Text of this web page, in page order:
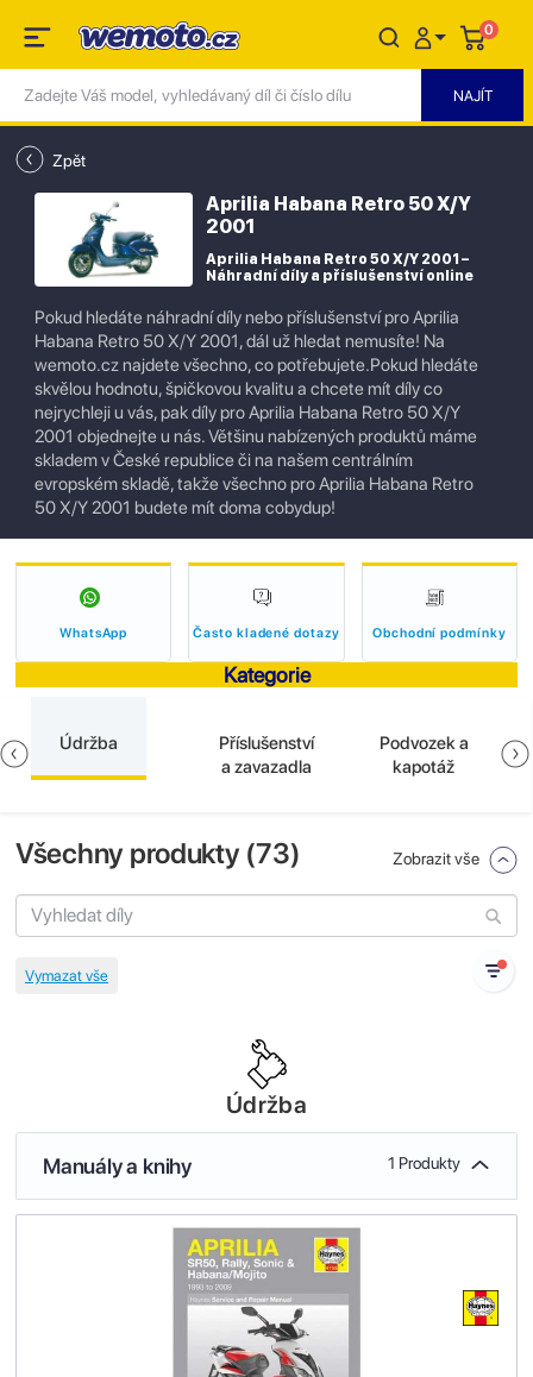
0
Zpět
Aprilia Habana Retro 50 X/Y
2001
Aprilia Habana Retro 50 X/Y 2001 –
Náhradní díly a příslušenství online
Pokud hledáte náhradní díly nebo příslušenství pro Aprilia
Habana Retro 50 X/Y 2001, dál už hledat nemusíte! Na
wemoto.cz najdete všechno, co potřebujete.Pokud hledáte
skvělou hodnotu, špičkovou kvalitu a chcete mít díly co
nejrychleji u vás, pak díly pro Aprilia Habana Retro 50 X/Y
2001 objednejte u nás. Většinu nabízených produktů máme
skladem v České republice či na našem centrálním
evropském skladě, takže všechno pro Aprilia Habana Retro
50 X/Y 2001 budete mít doma cobydup!
WhatsApp Často kladené dotazy Obchodní podmínky
Kategorie
Údržba
Příslušenství
a zavazadla
Podvozek a
kapotáž
Všechny produkty (73) Zobrazit vše
Údržba
Manuály a knihy 1 Produkty